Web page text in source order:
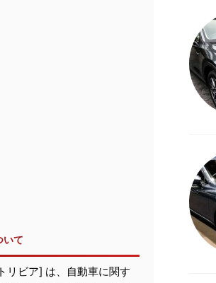
いて
リビア] は、自動車に関す